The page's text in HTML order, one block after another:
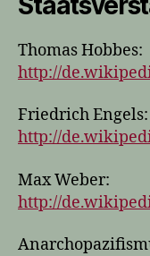
Thomas Hobbes:
http://
Friedrich Engels:
http://
Max Weber:
http://